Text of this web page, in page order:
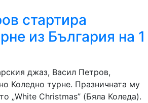
стартира
из България на 1
джаз, Васил Петров,
Коледно турне. Празничната му
„White Christmas” (Бяла Коледа).